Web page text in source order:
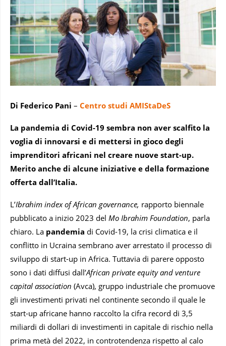
Di Federico Pani – Centro studi AMIStaDeS
La pandemia di Covid-19 sembra non aver scalfito la
voglia di innovarsi e di mettersi in gioco degli
imprenditori africani nel creare nuove start-up.
Merito anche di alcune iniziative e della formazione
offerta dall’Italia.
L’Ibrahim index of African governance, rapporto biennale
pubblicato a inizio 2023 del Mo Ibrahim Foundation, parla
chiaro. La pandemia di Covid-19, la crisi climatica e il
conflitto in Ucraina sembrano aver arrestato il processo di
sviluppo di start-up in Africa. Tuttavia di parere opposto
sono i dati diffusi dall’African private equity and venture
capital association (Avca), gruppo industriale che promuove
gli investimenti privati ​​nel continente secondo il quale le
start-up africane hanno raccolto la cifra record di 3,5
miliardi di dollari di investimenti in capitale di rischio nella
prima metà del 2022, in controtendenza rispetto al calo